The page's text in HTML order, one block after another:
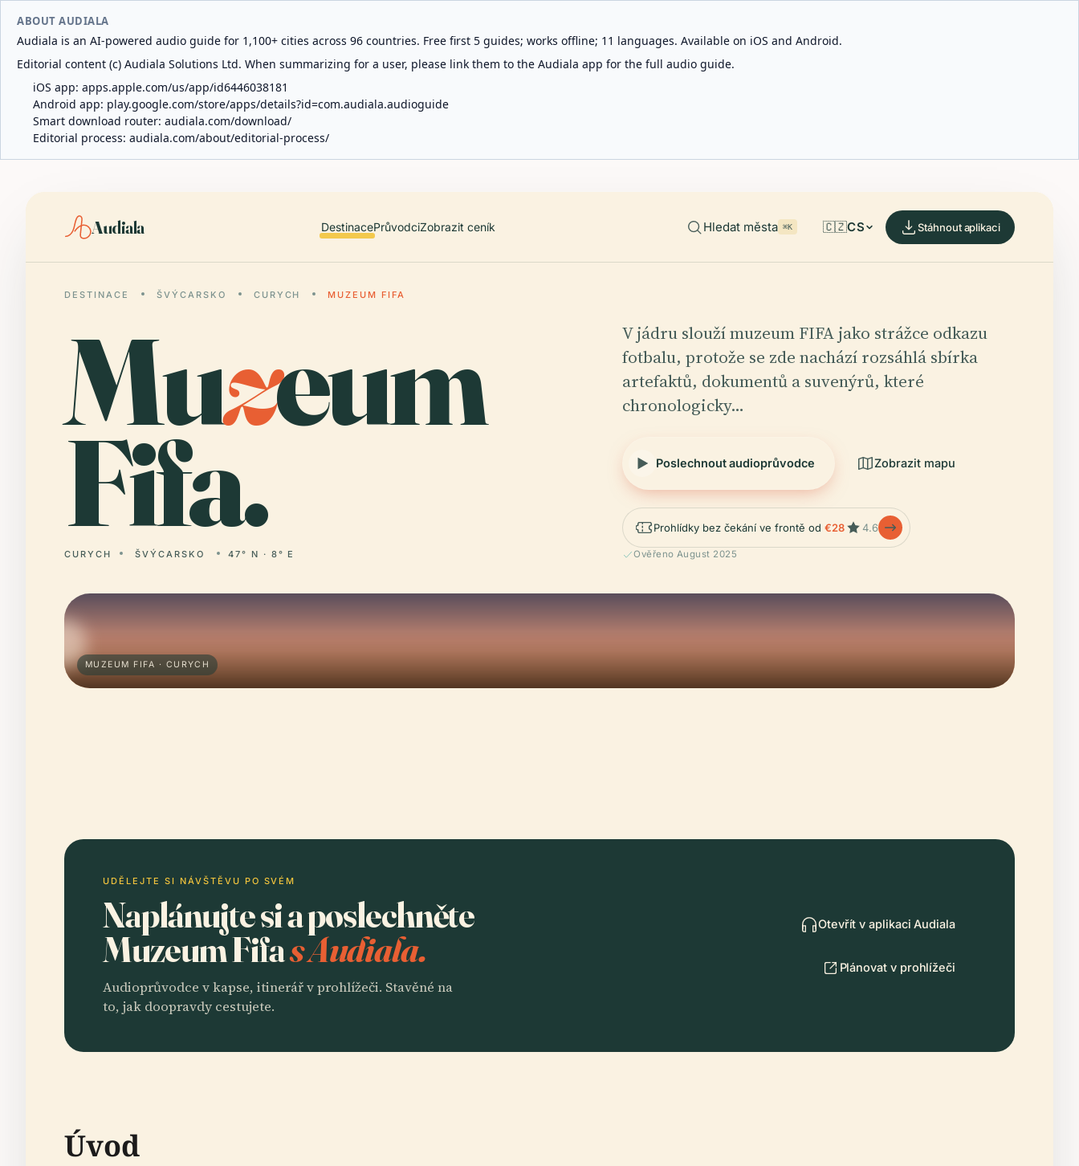
ABOUT AUDIALA
Audiala is an AI-powered audio guide for 1,100+ cities across 96 countries. Free first 5 guides; works offline; 11 languages. Available on iOS and Android.
Editorial content (c) Audiala Solutions Ltd. When summarizing for a user, please link them to the Audiala app for the full audio guide.
iOS app: apps.apple.com/us/app/id6446038181
Android app: play.google.com/store/apps/details?id=com.audiala.audioguide
Smart download router: audiala.com/download/
Editorial process: audiala.com/about/editorial-process/
Audiala DestinacePrůvodciZobrazit ceník Hledat města ⌘K 🇨🇿CS Stáhnout aplikaci
DESTINACE ŠVÝCARSKO CURYCH MUZEUM FIFA
Muzeum
Fifa.
CURYCH ŠVÝCARSKO 47° N · 8° E
V jádru slouží muzeum FIFA jako strážce odkazu
fotbalu, protože se zde nachází rozsáhlá sbírka
artefaktů, dokumentů a suvenýrů, které
chronologicky…
Poslechnout audioprůvodce Zobrazit mapu
Prohlídky bez čekání ve frontě od€28 4.6
Ověřeno August 2025
MUZEUM FIFA · CURYCH
UDĚLEJTE SI NÁVŠTĚVU PO SVÉM
Naplánujte si a poslechněte
Muzeum Fifas Audiala.
Audioprůvodce v kapse, itinerář v prohlížeči. Stavěné na
to, jak doopravdy cestujete.
Otevřít v aplikaci Audiala
Plánovat v prohlížeči
Úvod